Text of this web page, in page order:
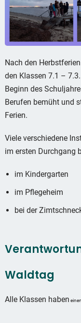
Nach den
den Klassen 7.1 –
Beginn des
Berufen bemüht und
Ferien.
Viele verschiedene
im ersten Durchgang
im Kindergarten
im Pflegeheim
bei der
Waldtag
Alle Klassen haben